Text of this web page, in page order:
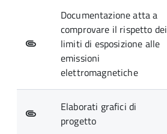
Documentazione atta a
comprovare il rispetto dei
limiti di esposizione alle
emissioni
elettromagnetiche
Elaborati grafici di
progetto